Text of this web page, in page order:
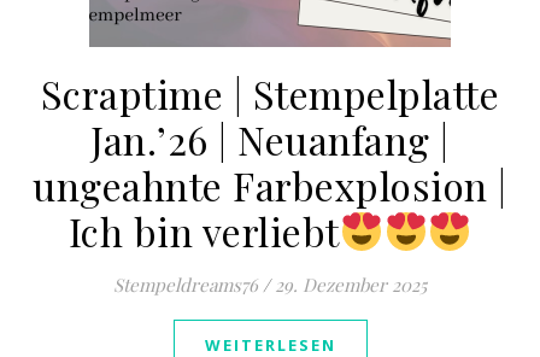
Scraptime | Stempelplatte
Jan.’26 | Neuanfang |
ungeahnte Farbexplosion |
Ich bin verliebt
Stempeldreams76 / 29. Dezember 2025
WEITERLESEN